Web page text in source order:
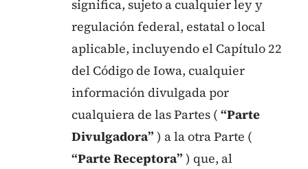
significa, sujeto a cualquier ley y
regulación federal, estatal o local
aplicable, incluyendo el Capítulo 22
del Código de Iowa, cualquier
información divulgada por
cualquiera de las Partes ( “Parte
Divulgadora” ) a la otra Parte (
“Parte Receptora” ) que, al